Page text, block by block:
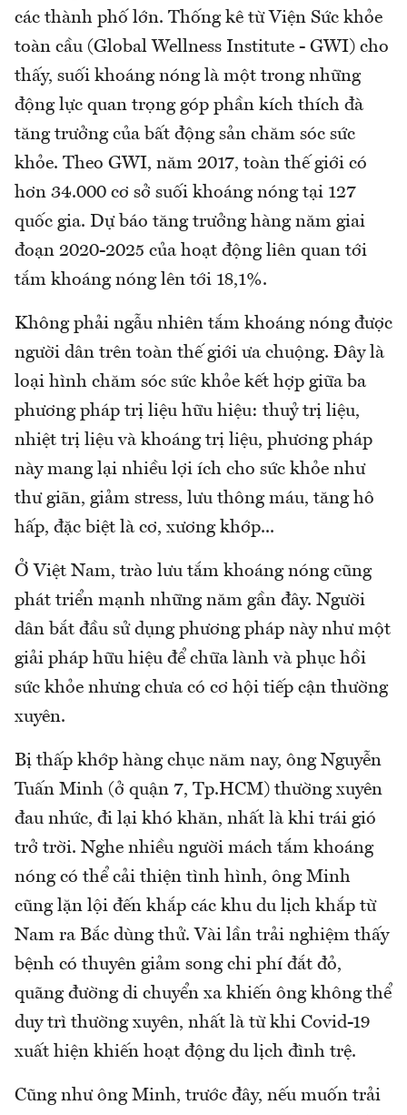
các thành phố lớn. Thống kê từ Viện Sức khỏe
toàn cầu (Global Wellness Institute - GWI) cho
thấy, suối khoáng nóng là một trong những
động lực quan trọng góp phần kích thích đà
tăng trưởng của bất động sản chăm sóc sức
khỏe. Theo GWI, năm 2017, toàn thế giới có
hơn 34.000 cơ sở suối khoáng nóng tại 127
quốc gia. Dự báo tăng trưởng hàng năm giai
đoạn 2020-2025 của hoạt động liên quan tới
tắm khoáng nóng lên tới 18,1%.
Không phải ngẫu nhiên tắm khoáng nóng được
người dân trên toàn thế giới ưa chuộng. Đây là
loại hình chăm sóc sức khỏe kết hợp giữa ba
phương pháp trị liệu hữu hiệu: thuỷ trị liệu,
nhiệt trị liệu và khoáng trị liệu, phương pháp
này mang lại nhiều lợi ích cho sức khỏe như
thư giãn, giảm stress, lưu thông máu, tăng hô
hấp, đặc biệt là cơ, xương khớp...
Ở Việt Nam, trào lưu tắm khoáng nóng cũng
phát triển mạnh những năm gần đây. Người
dân bắt đầu sử dụng phương pháp này như một
giải pháp hữu hiệu để chữa lành và phục hồi
sức khỏe nhưng chưa có cơ hội tiếp cận thường
xuyên.
Bị thấp khớp hàng chục năm nay, ông Nguyễn
Tuấn Minh (ở quận 7, Tp.HCM) thường xuyên
đau nhức, đi lại khó khăn, nhất là khi trái gió
trở trời. Nghe nhiều người mách tắm khoáng
nóng có thể cải thiện tình hình, ông Minh
cũng lặn lội đến khắp các khu du lịch khắp từ
Nam ra Bắc dùng thử. Vài lần trải nghiệm thấy
bệnh có thuyên giảm song chi phí đắt đỏ,
quãng đường di chuyển xa khiến ông không thể
duy trì thường xuyên, nhất là từ khi Covid-19
xuất hiện khiến hoạt động du lịch đình trệ.
Cũng như ông Minh, trước đây, nếu muốn trải